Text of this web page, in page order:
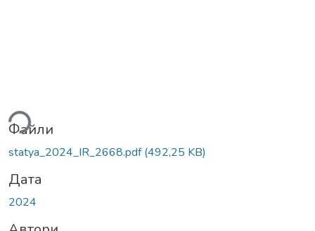
Вантажиться...
Файли
statya_2024_IR_2668.pdf(492,25 KB)
Дата
2024